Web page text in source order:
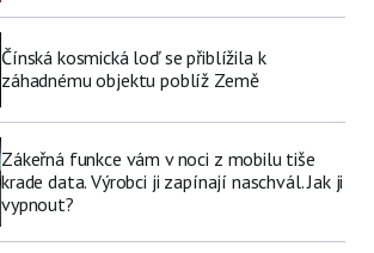
Čínská kosmická loď se přiblížila k
záhadnému objektu poblíž Země
Zákeřná funkce vám v noci z mobilu tiše
krade data. Výrobci ji zapínají naschvál. Jak ji
vypnout?